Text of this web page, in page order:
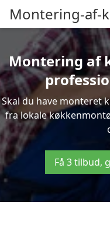
Montering-af-
Montering af
Skal du have monteret
fra lokale
Få 3 tilbud,